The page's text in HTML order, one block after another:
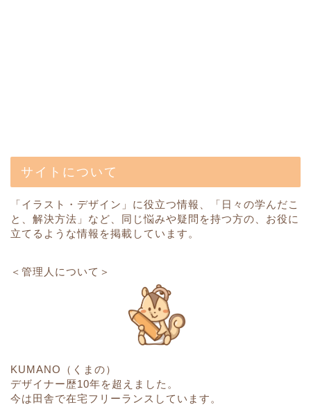
サイトについて
「イラスト・デザイン」に役立つ情報、「日々の学んだこ
と、解決方法」など、同じ悩みや疑問を持つ方の、お役に
立てるような情報を掲載しています。
＜管理人について＞
KUMANO（くまの）
デザイナー歴10年を超えました。
今は田舎で在宅フリーランスしています。